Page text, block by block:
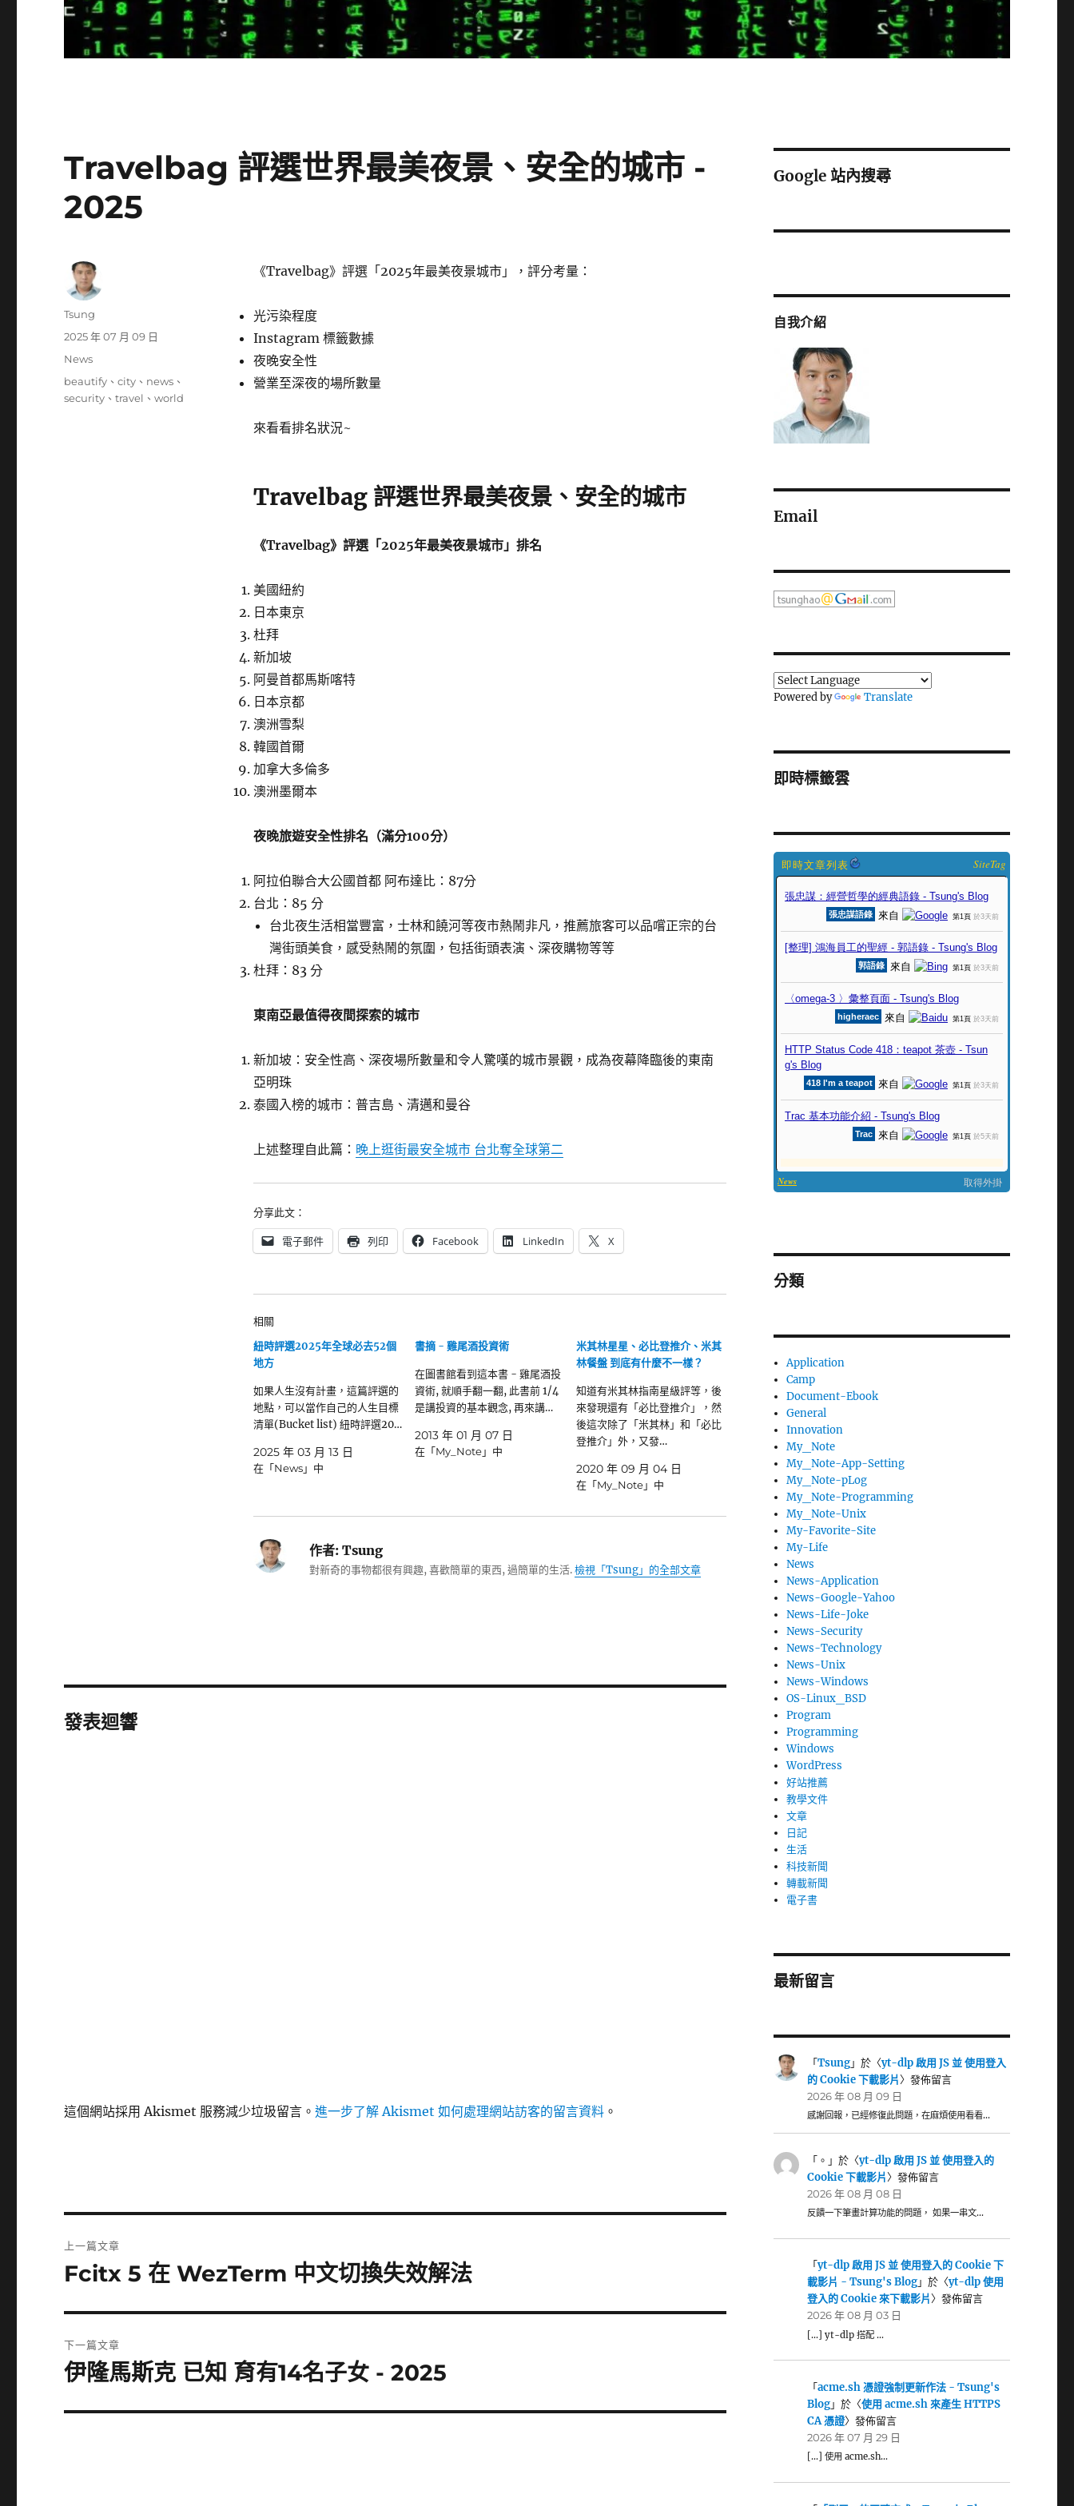
Travelbag 評選世界最美夜景、安全的城市 -
2025
《Travelbag》評選「2025年最美夜景城市」，評分考量：
光污染程度
Instagram 標籤數據
夜晚安全性
營業至深夜的場所數量
來看看排名狀況~
Travelbag 評選世界最美夜景、安全的城市
《Travelbag》評選「2025年最美夜景城市」排名
美國紐約
日本東京
杜拜
新加坡
阿曼首都馬斯喀特
日本京都
澳洲雪梨
韓國首爾
加拿大多倫多
澳洲墨爾本
夜晚旅遊安全性排名（滿分100分）
阿拉伯聯合大公國首都 阿布達比：87分
台北：85 分
台北夜生活相當豐富，士林和饒河等夜市熱鬧非凡，推薦旅客可以品嚐正宗的台
灣街頭美食，感受熱鬧的氛圍，包括街頭表演、深夜購物等等
杜拜：83 分
東南亞最值得夜間探索的城市
新加坡：安全性高、深夜場所數量和令人驚嘆的城市景觀，成為夜幕降臨後的東南
亞明珠
泰國入榜的城市：普吉島、清邁和曼谷
上述整理自此篇： 晚上逛街最安全城市 台北奪全球第二
分享此文：
電子郵件 列印 Facebook LinkedIn X
相關
紐時評選2025年全球必去52個
地方
如果人生沒有計畫，這篇評選的
地點，可以當作自己的人生目標
清單(Bucket list) 紐時評選20…
2025 年 03 月 13 日
在「News」中
書摘 - 雞尾酒投資術
在圖書館看到這本書 - 雞尾酒投
資術, 就順手翻一翻, 此書前 1/4
是講投資的基本觀念, 再來講…
2013 年 01 月 07 日
在「My_Note」中
米其林星星、必比登推介、米其
林餐盤 到底有什麼不一樣？
知道有米其林指南星級評等，後
來發現還有「必比登推介」，然
後這次除了「米其林」和「必比
登推介」外，又發…
2020 年 09 月 04 日
在「My_Note」中
作者:Tsung
對新奇的事物都很有興趣, 喜歡簡單的東西, 過簡單的生活.檢視「Tsung」的全部文章
作
Tsung
發
期:
2025 年 07 月 09 日
分
類
News
標
籤
beautify 、city 、 news 、
security 、travel 、world
發表迴響
這個網站採用 Akismet 服務減少垃圾留言。進一步了解 Akismet 如何處理網站訪客的留言資料 。
章
上一篇文章
上
篇
文
章:
Fcitx 5 在 WezTerm 中文切換失效解法
下一篇文章
下
篇
伊隆馬斯克 已知 育有14名子女 - 2025
Google 站內搜尋
自我介紹
Email
Powered by Translate
即時標籤雲
SiteTag
分類
Application
Camp
Document-Ebook
General
Innovation
My_Note
My_Note-App-Setting
My_Note-pLog
My_Note-Programming
My_Note-Unix
My-Favorite-Site
My-Life
News
News-Application
News-Google-Yahoo
News-Life-Joke
News-Security
News-Technology
News-Unix
News-Windows
OS-Linux_BSD
Program
Programming
Windows
WordPress
好站推薦
教學文件
文章
日記
生活
科技新聞
轉載新聞
電子書
最新留言
「Tsung」於〈yt-dlp 啟用 JS 並 使用登入
的 Cookie 下載影片〉發佈留言
2026 年 08 月 09 日
感謝回報，已經修復此問題，在麻煩使用看看…
「 。 」於〈yt-dlp 啟用 JS 並 使用登入的
Cookie 下載影片〉發佈留言
2026 年 08 月 08 日
反饋一下筆畫計算功能的問題， 如果一串文…
「yt-dlp 啟用 JS 並 使用登入的 Cookie 下
載影片 - Tsung's Blog」於〈yt-dlp 使用
登入的 Cookie 來下載影片〉發佈留言
2026 年 08 月 03 日
[…] yt-dlp 搭配 …
「acme.sh 憑證強制更新作法 - Tsung's
Blog」於〈使用 acme.sh 來產生 HTTPS
CA 憑證〉發佈留言
2026 年 07 月 29 日
[…] 使用 acme.sh…